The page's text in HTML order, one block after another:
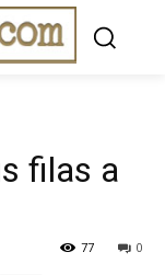
filas a
0
77